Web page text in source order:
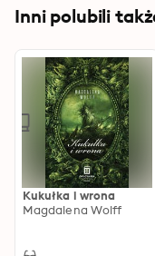
szukają olśnienia w
elektrycznych
ze sobą
Inni polubili
Kukułka i wrona
Magdalena Wolff